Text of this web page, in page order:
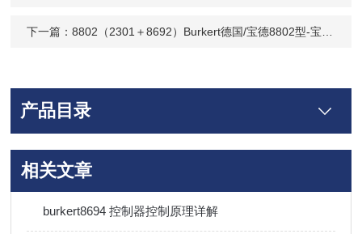
下一篇：8802（2301＋8692）Burkert德国/宝德8802型-宝德BURKERT截止式调节阀-8692控制头
产品目录
相关文章
burkert8694 控制器控制原理详解